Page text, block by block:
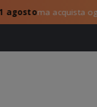
ma acquista oggi: